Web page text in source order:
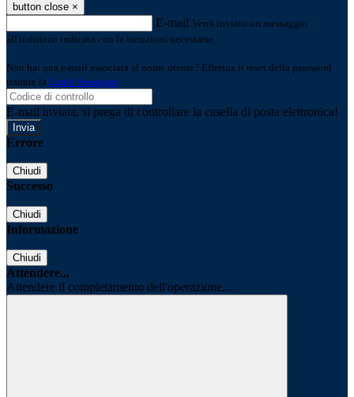
button close ×
E-mail Verrà inviato un messaggio
all'indirizzo indicato con le istruzioni necessarie.
Non hai una e-mail associata al nome utente? Effettua il reset della password
tramite la Login Spaggiari
E-mail inviata, si prega di controllare la casella di posta elettronica!
Errore
Chiudi
Successo
Chiudi
Informazione
Chiudi
Attendere...
Attendere il completamento dell'operazione...